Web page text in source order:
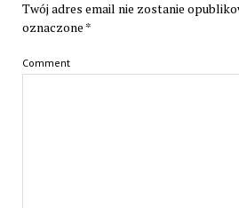
Twój adres email nie zostanie
oznaczone *
Comment